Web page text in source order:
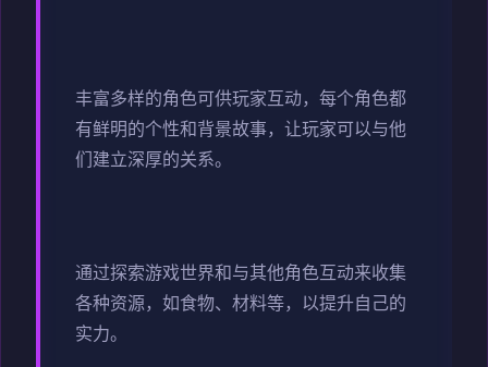
丰富多样的角色可供玩家互动，每个角色都
有鲜明的个性和背景故事，让玩家可以与他
们建立深厚的关系。
通过探索游戏世界和与其他角色互动来收集
各种资源，如食物、材料等，以提升自己的
实力。